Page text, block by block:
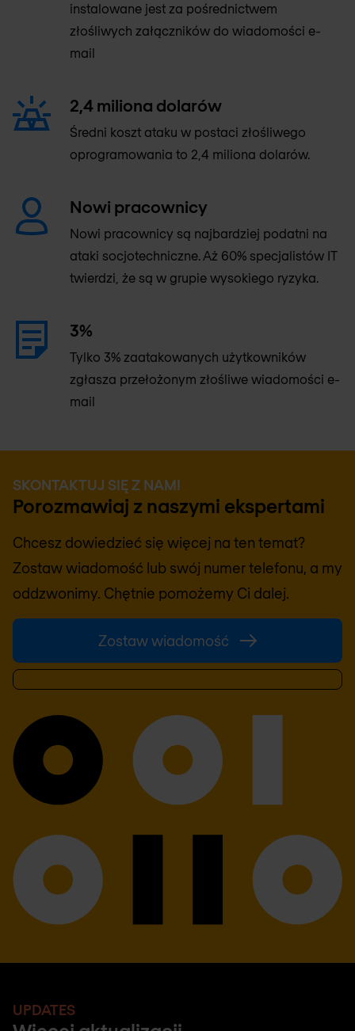
instalowane jest za pośrednictwem
złośliwych załączników do wiadomości e-
mail
2,4 miliona dolarów
Średni koszt ataku w postaci złośliwego
oprogramowania to 2,4 miliona dolarów.
Nowi pracownicy
Nowi pracownicy są najbardziej podatni na
ataki socjotechniczne. Aż 60% specjalistów IT
twierdzi, że są w grupie wysokiego ryzyka.
3%
Tylko 3% zaatakowanych użytkowników
zgłasza przełożonym złośliwe wiadomości e-
mail
SKONTAKTUJ SIĘ Z NAMI
Porozmawiaj z naszymi ekspertami
Chcesz dowiedzieć się więcej na ten temat?
Zostaw wiadomość lub swój numer telefonu, a my
oddzwonimy. Chętnie pomożemy Ci dalej.
Zostaw wiadomość
UPDATES